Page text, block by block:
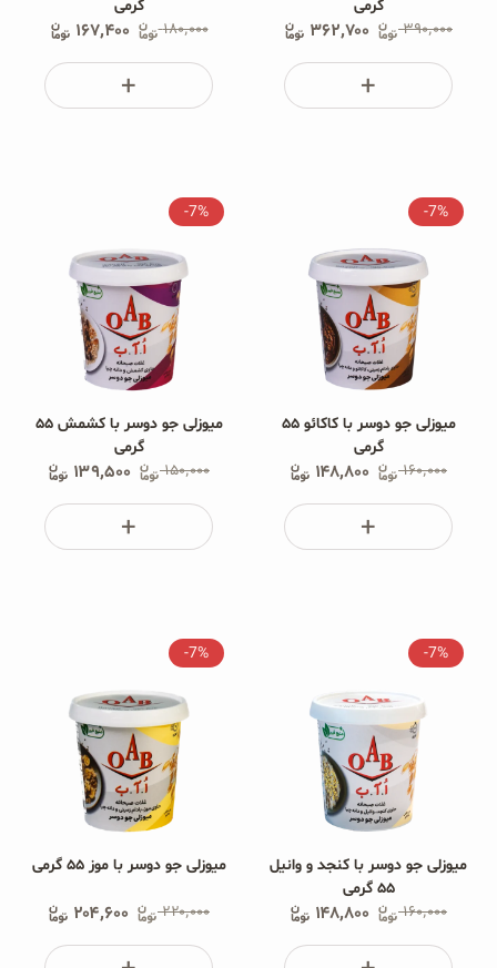
گرمی
۳۹۰٬۰۰۰
۳۶۲٬۷۰۰
گرمی
۱۸۰٬۰۰۰
۱۶۷٬۴۰۰
-7%
میوزلی جو دوسر با کاکائو ۵۵
گرمی
۱۶۰٬۰۰۰
۱۴۸٬۸۰۰
-7%
میوزلی جو دوسر با کشمش ۵۵
گرمی
۱۵۰٬۰۰۰
۱۳۹٬۵۰۰
-7%
میوزلی جو دوسر با کنجد و وانیل
۵۵ گرمی
۱۶۰٬۰۰۰
۱۴۸٬۸۰۰
-7%
میوزلی جو دوسر با موز ۵۵ گرمی
۲۲۰٬۰۰۰ ۲۰۴٬۶۰۰